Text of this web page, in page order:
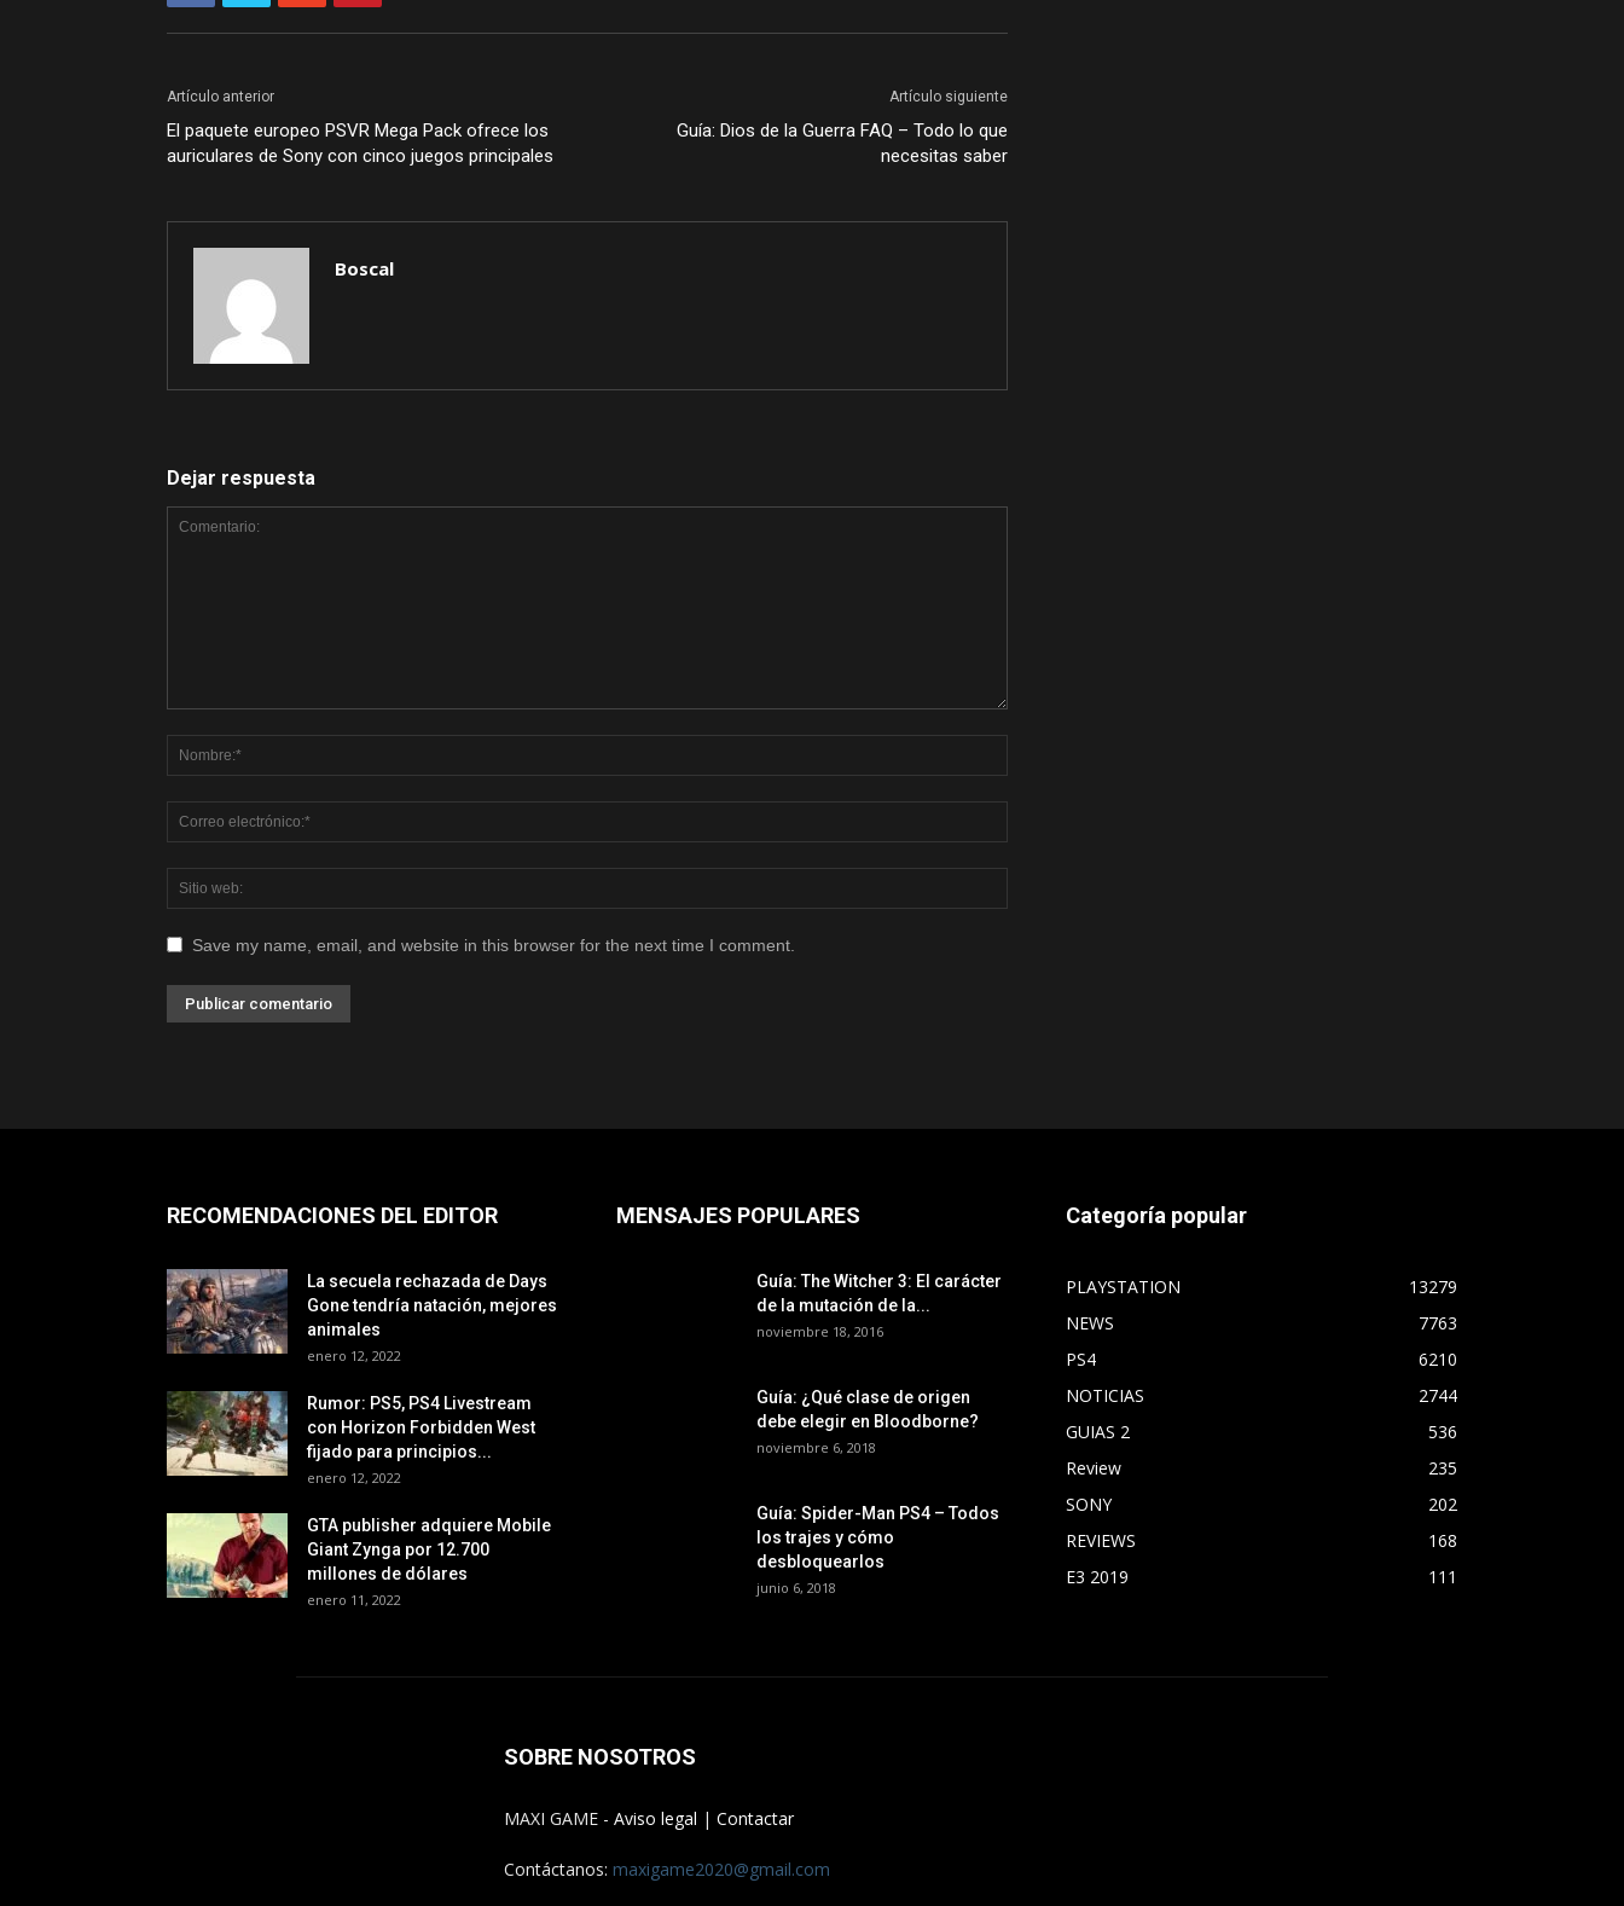
Artículo anterior
El paquete europeo PSVR Mega Pack ofrece los
auriculares de Sony con cinco juegos principales
Artículo siguiente
Guía: Dios de la Guerra FAQ – Todo lo que
necesitas saber
Boscal
Dejar respuesta
Save my name, email, and website in this browser for the next time I comment.
RECOMENDACIONES DEL EDITOR
La secuela rechazada de Days
Gone tendría natación, mejores
animales
enero 12, 2022
Rumor: PS5, PS4 Livestream
con Horizon Forbidden West
fijado para principios...
enero 12, 2022
GTA publisher adquiere Mobile
Giant Zynga por 12.700
millones de dólares
enero 11, 2022
MENSAJES POPULARES
Guía: The Witcher 3: El carácter
de la mutación de la...
noviembre 18, 2016
Guía: ¿Qué clase de origen
debe elegir en Bloodborne?
noviembre 6, 2018
Guía: Spider-Man PS4 – Todos
los trajes y cómo
desbloquearlos
junio 6, 2018
Categoría popular
PLAYSTATION
13279
NEWS
7763
PS4
6210
NOTICIAS
2744
GUIAS 2
536
Review
235
SONY
202
REVIEWS
168
E3 2019
111
SOBRE NOSOTROS
MAXI GAME - Aviso legal | Contactar
Contáctanos: maxigame2020@gmail.com